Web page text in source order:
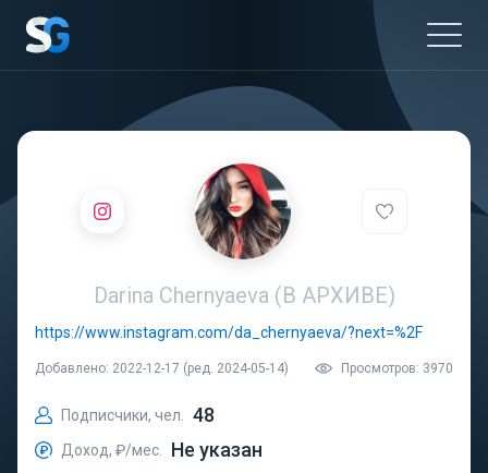
Darina Chernyaeva (В АРХИВЕ)
https://www.instagram.com/da_chernyaeva/?next=%2F
Добавлено: 2022-12-17 (ред. 2024-05-14) Просмотров: 3970
Подписчики, чел. 48
Доход, ₽/мес. Не указан